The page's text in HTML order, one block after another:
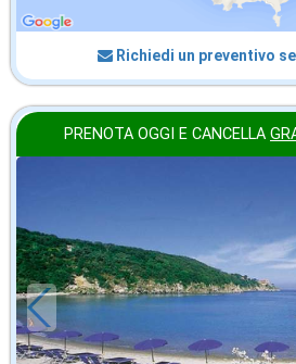
Richiedi un preventivo
PRENOTA OGGI E CANCELLA
€28,43
a notte